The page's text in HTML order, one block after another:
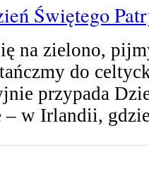
Świętego
na zielono,
do
przypada
– w Irlandii,